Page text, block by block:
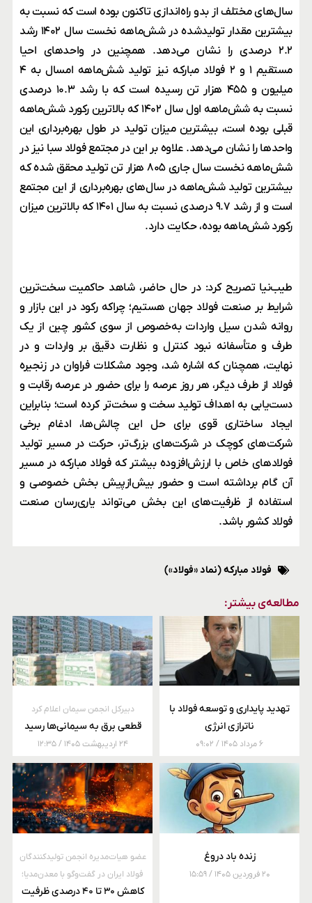
سال‌های مختلف از بدو راه‌اندازی تاکنون بوده است که نسبت به
بیشترین مقدار تولیدشده در شش‌ماهه نخست سال ۱۴۰۲ رشد
۲.۲ درصدی را نشان می‌دهد. همچنین در واحدهای احیا
مستقیم ۱ و ۲ فولاد مبارکه نیز تولید شش‌ماهه امسال به ۴
میلیون و ۴۵۵ هزار تن رسیده است که با رشد ۱۰.۳ درصدی
نسبت به شش‌ماهه اول سال ۱۴۰۲ که بالاترین رکورد شش‌ماهه
قبلی بوده است، بیشترین میزان تولید در طول بهره‌برداری این
واحدها را نشان می‌دهد. علاوه بر این در مجتمع فولاد سبا نیز در
شش‌ماهه نخست سال جاری ۸۰۵ هزار تن تولید محقق شده که
بیشترین تولید شش‌ماهه در سال‌های بهره‌برداری از این مجتمع
است و از رشد ۹.۷ درصدی نسبت به سال ۱۴۰۱ که بالاترین میزان
رکورد شش‌ماهه بوده، حکایت دارد.
طیب‌نیا تصریح کرد: در حال حاضر، شاهد حاکمیت سخت‌ترین
شرایط بر صنعت فولاد جهان هستیم؛ چراکه رکود در این بازار و
روانه شدن سیل واردات به‌خصوص از سوی کشور چین از یک
طرف و متأسفانه نبود کنترل و نظارت دقیق بر واردات و در
نهایت، همچنان که اشاره شد، وجود مشکلات فراوان در زنجیره
فولاد از طرف دیگر، هر روز عرصه را برای حضور در عرصه رقابت و
دست‌یابی به اهداف تولید سخت‌ و سخت‌تر کرده است؛ بنابراین
ایجاد ساختاری قوی برای حل این چالش‌ها، ادغام برخی
شرکت‌های کوچک در شرکت‌های بزرگ‌تر، حرکت در مسیر تولید
فولادهای خاص با ارزش‌افزوده بیشتر که فولاد مبارکه در مسیر
آن گام برداشته است و حضور بیش‌ازپیش بخش خصوصی و
استفاده از ظرفیت‌های این بخش می‌تواند یاری‌رسان صنعت
فولاد کشور باشد.
فولاد مبارکه (نماد «فولاد»)
مطالعه‌ی بیشتر:
تهدید پایداری و توسعه فولاد با
ناترازی انرژی
۶ مرداد ۱۴۰۵
دبیرکل انجمن سیمان اعلام کرد
قطعی برق به سیمانی‌ها رسید
۲۴ اردیبهشت ۱۴۰۵ ۱۲:۳۵
زنده باد دروغ
۲۰ فروردین ۱۴۰۵ ۱۵:۵۹
عضو هیات‌مدیره انجمن تولیدکنندگان
فولاد ایران در گفت‌وگو با معدن‌مدیا؛
کاهش ۳۰ تا ۴۰ درصدی ظرفیت